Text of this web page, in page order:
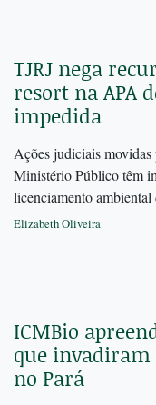
TJRJ nega
resort na APA
impedida
Ações judiciais
Ministério Público têm
licenciamento
Elizabeth Oliveira
ICMBio
que invadiram
no Pará